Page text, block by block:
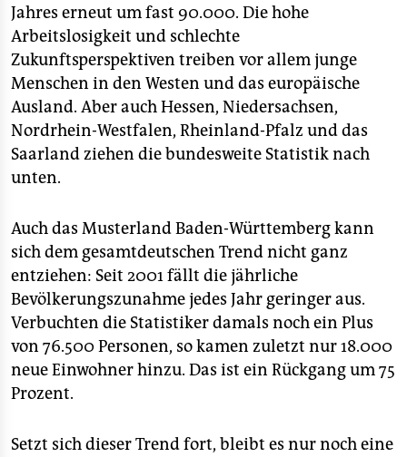
Jahres erneut um fast 90.000. Die hohe
Arbeitslosigkeit und schlechte
Zukunftsperspektiven treiben vor allem junge
Menschen in den Westen und das europäische
Ausland. Aber auch Hessen, Niedersachsen,
Nordrhein-Westfalen, Rheinland-Pfalz und das
Saarland ziehen die bundesweite Statistik nach
unten.
Auch das Musterland Baden-Württemberg kann
sich dem gesamtdeutschen Trend nicht ganz
entziehen: Seit 2001 fällt die jährliche
Bevölkerungszunahme jedes Jahr geringer aus.
Verbuchten die Statistiker damals noch ein Plus
von 76.500 Personen, so kamen zuletzt nur 18.000
neue Einwohner hinzu. Das ist ein Rückgang um 75
Prozent.
Setzt sich dieser Trend fort, bleibt es nur noch eine